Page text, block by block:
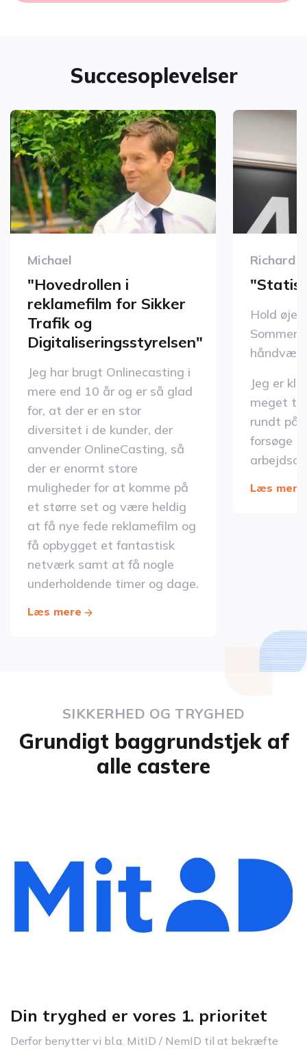
Succesoplevelser
Michael
"Hovedrollen i
reklamefilm for Sikker
Trafik og
Digitaliseringsstyrelsen"
Jeg har brugt Onlinecasting i
mere end 10 år og er så glad
for, at der er en stor
diversitet i de kunder, der
anvender OnlineCasting, så
der er enormt store
muligheder for at komme på
et større set og være heldig
at få nye fede reklamefilm og
få opbygget et fantastisk
netværk samt at få nogle
underholdende timer og dage.
Læs mere
Richard
Hold øje
Jeg er
meget
rundt på
forsøge
Læs mere
SIKKERHED OG TRYGHED
Grundigt baggrundstjek af
alle castere
Din tryghed er vores 1. prioritet
Derfor benytter vi bl.a. MitID / NemID til at bekræfte